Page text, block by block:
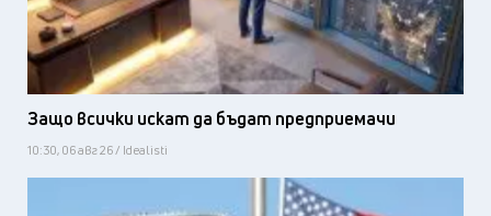
Защо всички искат да бъдат предприемачи
10:30, 06 авг 26 / Idealisti